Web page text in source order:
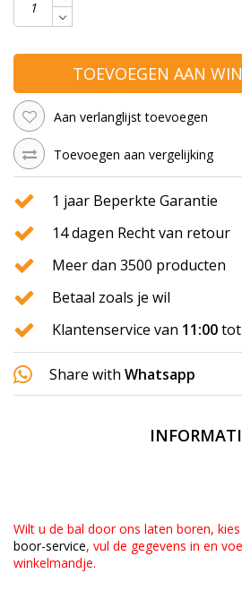
TOEVOEGEN AAN
Aan verlanglijst toevoegen
Toevoegen aan vergelijking
1 jaar Beperkte Garantie
14 dagen Recht van retour
Meer dan 3500 producten
Betaal zoals je wil
Klantenservice van 11:00tot
Share with Whatsapp
Wilt u de bal door ons laten boren,
boor-service, vul de gegevens in en
winkelmandje.